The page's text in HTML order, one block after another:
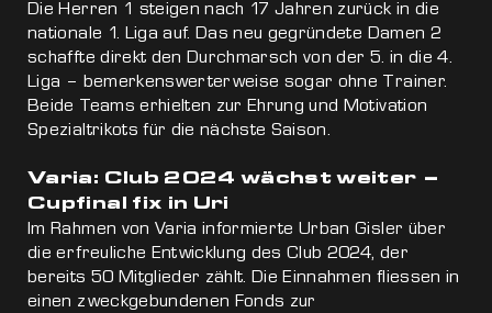
Die Herren 1 steigen nach 17 Jahren zurück in die
nationale 1. Liga auf. Das neu gegründete Damen 2
schaffte direkt den Durchmarsch von der 5. in die 4.
Liga – bemerkenswerterweise sogar ohne Trainer.
Beide Teams erhielten zur Ehrung und Motivation
Spezialtrikots für die nächste Saison.
Varia: Club 2024 wächst weiter –
Cupfinal fix in Uri
Im Rahmen von Varia informierte Urban Gisler über
die erfreuliche Entwicklung des Club 2024, der
bereits 50 Mitglieder zählt. Die Einnahmen fliessen in
einen zweckgebundenen Fonds zur